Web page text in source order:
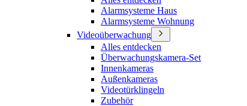
Alarmsysteme Haus
Alarmsysteme Wohnung
Videoüberwachung
Alles entdecken
Überwachungskamera-Set
Innenkameras
Außenkameras
Videotürklingeln
Zubehör